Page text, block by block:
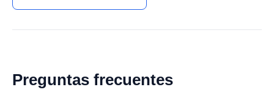
Preguntas frecuentes